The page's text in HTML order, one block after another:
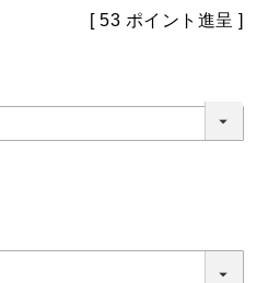
[ 53 ポイント進呈 ]